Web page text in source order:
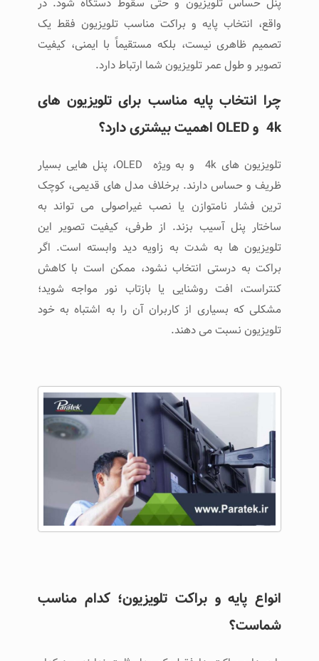
واقع، انتخاب پایه و براکت مناسب تلویزیون فقط یک
تصمیم ظاهری نیست، بلکه مستقیماً با ایمنی، کیفیت
تصویر و طول عمر تلویزیون شما ارتباط دارد.
چرا انتخاب پایه مناسب برای تلویزیون ‌های
4k و OLED اهمیت بیشتری دارد؟
تلویزیون ‌های 4k و به ‌ویژه OLED، پنل ‌هایی بسیار
ظریف و حساس دارند. برخلاف مدل ‌های قدیمی، کوچک
‌ترین فشار نامتوازن یا نصب غیراصولی می ‌تواند به
ساختار پنل آسیب بزند. از طرفی، کیفیت تصویر این
تلویزیون‌ ها به شدت به زاویه دید وابسته است. اگر
براکت به ‌درستی انتخاب نشود، ممکن است با کاهش
کنتراست، افت روشنایی یا بازتاب نور مواجه شوید؛
مشکلی که بسیاری از کاربران آن را به اشتباه به خود
تلویزیون نسبت می ‌دهند.
انواع پایه و براکت تلویزیون؛ کدام مناسب
شماست؟